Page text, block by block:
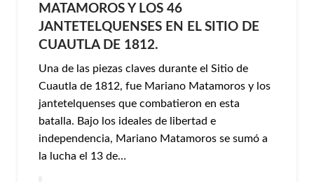
MATAMOROS Y LOS 46
JANTETELQUENSES EN EL SITIO DE
CUAUTLA DE 1812.
Una de las piezas claves durante el Sitio de
Cuautla de 1812, fue Mariano Matamoros y los
jantetelquenses que combatieron en esta
batalla. Bajo los ideales de libertad e
independencia, Mariano Matamoros se sumó a
la lucha el 13 de…